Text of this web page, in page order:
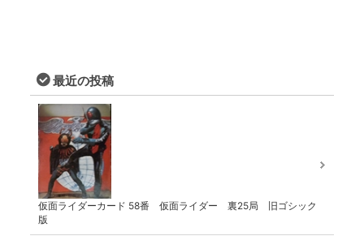
最近の投稿
仮面ライダーカード 58番 仮面ライダー 裏25局 旧ゴシック
版